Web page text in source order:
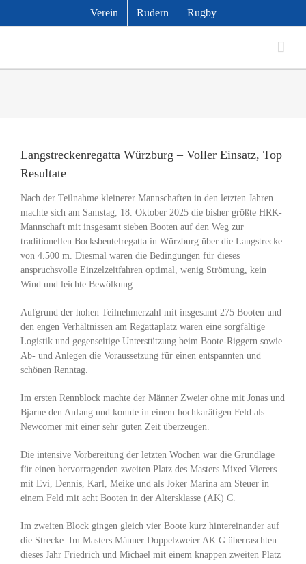
Verein Rudern Rugby
Bild
Langstreckenregatta Würzburg – Voller Einsatz, Top
Resultate
Nach der Teilnahme kleinerer Mannschaften in den letzten Jahren
machte sich am Samstag, 18. Oktober 2025 die bisher größte HRK-
Mannschaft mit insgesamt sieben Booten auf den Weg zur
traditionellen Bocksbeutelregatta in Würzburg über die Langstrecke
von 4.500 m. Diesmal waren die Bedingungen für dieses
anspruchsvolle Einzelzeitfahren optimal, wenig Strömung, kein
Wind und leichte Bewölkung.
Aufgrund der hohen Teilnehmerzahl mit insgesamt 275 Booten und
den engen Verhältnissen am Regattaplatz waren eine sorgfältige
Logistik und gegenseitige Unterstützung beim Boote-Riggern sowie
Ab- und Anlegen die Voraussetzung für einen entspannten und
schönen Renntag.
Im ersten Rennblock machte der Männer Zweier ohne mit Jonas und
Bjarne den Anfang und konnte in einem hochkarätigen Feld als
Newcomer mit einer sehr guten Zeit überzeugen.
Die intensive Vorbereitung der letzten Wochen war die Grundlage
für einen hervorragenden zweiten Platz des Masters Mixed Vierers
mit Evi, Dennis, Karl, Meike und als Joker Marina am Steuer in
einem Feld mit acht Booten in der Altersklasse (AK) C.
Im zweiten Block gingen gleich vier Boote kurz hintereinander auf
die Strecke. Im Masters Männer Doppelzweier AK G überraschten
dieses Jahr Friedrich und Michael mit einem knappen zweiten Platz